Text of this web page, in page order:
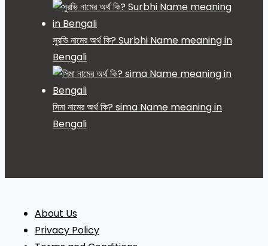
সুরভি নামের অর্থ কি? Surbhi Name meaning in
Bengali
সিমা নামের অর্থ কি? sima Name meaning in
Bengali
About Us
Privacy Policy